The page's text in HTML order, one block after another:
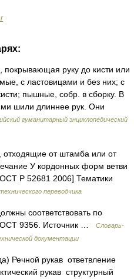
руку до кисти или
с ластовицами и без них; с
пышные, собр. в сборку. В
шили длиннее рук. Они
гуманитарный энциклопедический
от штамба или от
У кордонных форм ветви
Р 52681 2006] Тематики
переводчика
соответствовать по
9356. Источник …
Словарь-
документации
Речной рукав ответвление
рукав структурный